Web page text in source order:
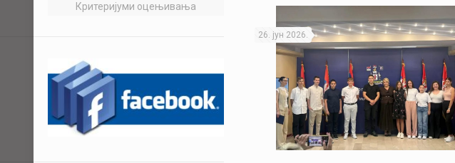
26. јун 2026.
Критеријуми оцењивања